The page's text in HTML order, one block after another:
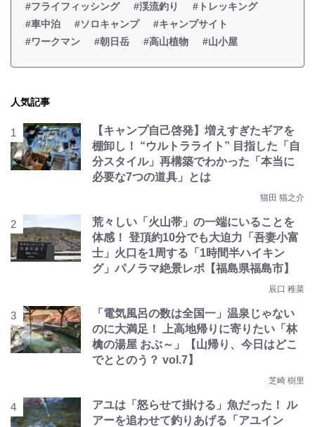
#フライフィッシング #渓流釣り
#トレッキング
#車中泊
#ソロキャンプ
#キャンプサイト
#ワークマン
#朝日岳 #高山植物 #山小屋
人気記事
【キャンプ自己啓発】増えすぎたギアを
棚卸し！ “ウルトラライト” 目指した「自
分スタイル」再構築でわかった「本当に
必要な7つの道具」とは
猫田 猫之介
荒々しい「火山帯」の一端にいることを
体感！ 登頂約10分でも大迫力「吾妻小富
士」火口を1周する「1時間半ハイキン
グ」パノラマ絶景レポ【福島県福島市】
辰口 稚菜
「電気風呂の数は全国一」温泉じゃない
のに大満足！ 上高地帰りに寄りたい「林
檎の湯屋 おぶ～」【山帰り、今日はどこ
でととのう？ vol.7】
芝崎 樹里
アユは「怒らせて掛ける」魚だった！ ル
アーを追わせて釣りあげる「アユイン